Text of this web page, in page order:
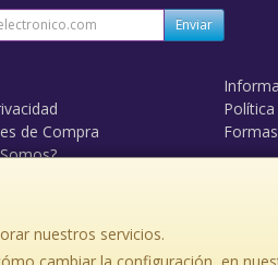
nuestros servicios.
Enviar
de Compra
, , , , España. -